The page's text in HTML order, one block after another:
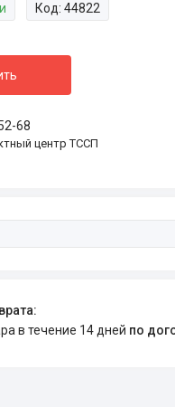
Код: 44822
68
центр ТССП
в течение 14 дней по